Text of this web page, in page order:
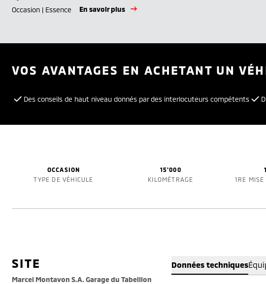
Occasion | Essence
En savoir plus
VOS AVANTAGES EN ACHETANT UN
Des conseils de haut niveau donnés par des interlocuteurs compétents
OCCASION
TYPE DE VÉHICULE
15'000
KILOMÉTRAGE
1RE MISE
Données techniques
SITE
Marcel Montavon S.A. Garage du Tabeillon